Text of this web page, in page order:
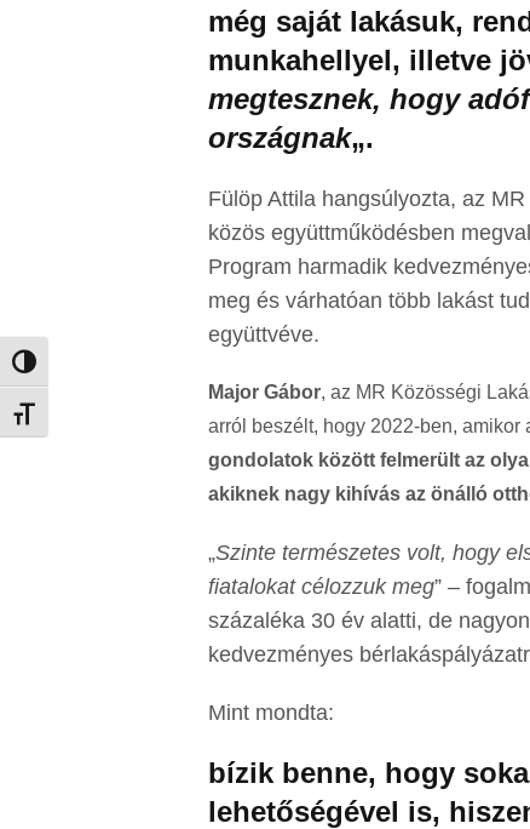
Nagy kontraszt váltása
Betűméret váltása
még saját lakásuk,
munkahellyel, illetve
megtesznek, hogy
országnak„.
Fülöp Attila hangsúlyozta, az
közös együttműködésben
Program harmadik
meg és várhatóan több lakást
együttvéve.
Major Gábor, az MR Közösségi
arról beszélt, hogy 2022-ben,
gondolatok között felmerült az
akiknek nagy kihívás az önálló
„Szinte természetes volt, hogy
fiatalokat célozzuk meg” –
százaléka 30 év alatti, de
kedvezményes
Mint mondta:
bízik benne, hogy
lehetőségével is,